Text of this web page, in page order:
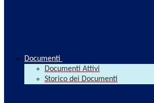
Documenti
Documenti Attivi
Storico dei Documenti